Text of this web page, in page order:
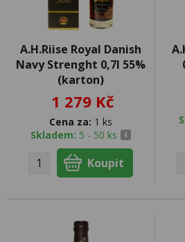
A.H.Riise Royal Danish
Navy Strenght 0,7l 55%
(karton)
1 279 Kč
Cena za: 1 ks
Skladem: 5 - 50 ks